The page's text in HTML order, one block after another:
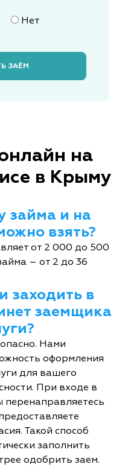
Нет
ЗАЁМ
на
в Крыму
займа и на
взять?
от 2 000 до 500
– от 2 до 36
заходить в
заемщика
Нами
оформления
для вашего
При входе в
перенаправляетесь
Такой способ
заполнить
одобрить заем.